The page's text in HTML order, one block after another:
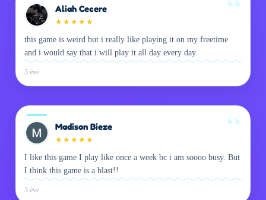
Aliah Cecere
★ ★ ★ ★ ★
this game is weird but i really like playing it on my freetime
and i would say that i will play it all day every day.
3 éve
Madison Bieze
★ ★ ★ ★ ★
I like this game I play like once a week bc i am soooo busy. But
I think this game is a blast!!
3 éve